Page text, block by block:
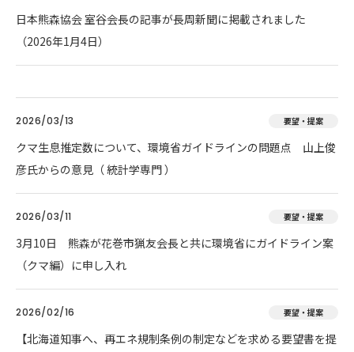
日本熊森協会 室谷会長の記事が長周新聞に掲載されました
（2026年1月4日）
2026/03/13 要望・提案
クマ生息推定数について、環境省ガイドラインの問題点 山上俊
彦氏からの意見（ 統計学専門 ）
2026/03/11 要望・提案
3月10日 熊森が花巻市猟友会長と共に環境省にガイドライン案
（クマ編）に申し入れ
2026/02/16 要望・提案
【北海道知事へ、再エネ規制条例の制定などを求める要望書を提